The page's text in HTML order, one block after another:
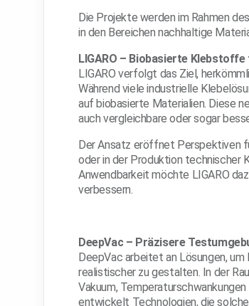
Die Projekte werden im Rahmen
in den Bereichen nachhaltige
LIGARO – Biobasierte
LIGARO verfolgt das Ziel,
Während viele industrielle
auf biobasierte Materialien. Diese
auch vergleichbare oder sogar
Der Ansatz eröffnet Perspektiven
oder in der Produktion technischer
Anwendbarkeit möchte LIGARO
verbessern.
DeepVac – Präzisere
DeepVac arbeitet an Lösungen,
realistischer zu gestalten. In der
Vakuum,
entwickelt Technologien, die